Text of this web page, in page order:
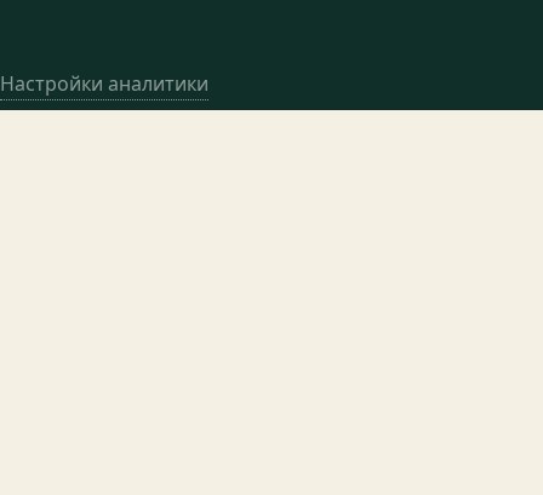
Настройки аналитики